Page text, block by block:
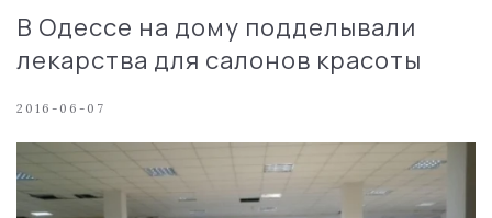
В Одессе на дому подделывали
лекарства для салонов красоты
2016-06-07